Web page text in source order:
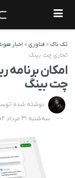
تک ناک» فناوری » اخبار
تجاری چت بینگ
امکان برنامه
چت بینگ
نوشته شده
سه‌شنبه 31 مرداد 1402 - 11:15